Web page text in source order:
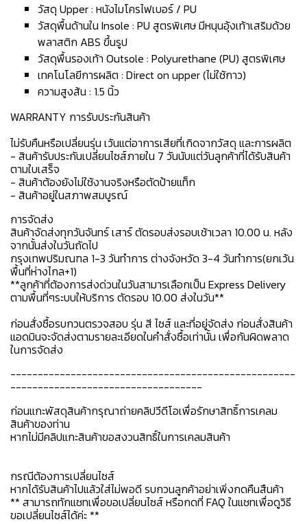
วัสดุ Upper : หนังไมโครไฟเบอร์ / PU
วัสดุพื้นด้านใน Insole : PU สูตรพิเศษ มีหนุนอุ้งเท้าเสริมด้วย
พลาสติก ABS ขึ้นรูป
วัสดุพื้นรองเท้า Outsole : Polyurethane (PU) สูตรพิเศษ
เทคโนโลยีการผลิต : Direct on upper (ไม่ใช้กาว)
ความสูงส้น : 1.5 นิ้ว
WARRANTY การรับประกันสินค้า
ไม่รับคืนหรือเปลี่ยนรุ่น เว้นแต่อาการเสียที่เกิดจากวัสดุ และการผลิต
- สินค้ารับประกันเปลี่ยนไซส์ภายใน 7 วันนับแต่วันลูกค้าที่ได้รับสินค้า
ตามใบเสร็จ
- สินค้าต้องยังไม่ใช้งานจริงหรือตัดป้ายแท็ก
- สินค้าอยู่ในสภาพสมบูรณ์
การจัดส่ง
สินค้าจัดส่งทุกวันจันทร์ เสาร์ ตัดรอบส่งรอบเช้าเวลา 10.00 น. หลัง
จากนั้นส่งในวันถัดไป
กรุงเทพปริมณฑล 1-3 วันทำการ ต่างจังหวัด 3-4 วันทำการ(ยกเว้น
พื้นที่ห่างไกล+1)
**ลูกค้าที่ต้องการส่งด่วนในวันสามารเลือกเป็น Express Delivery
ตามพื้นที่ๆระบบให้บริการ ตัดรอบ 10.00 ส่งในวัน**
ก่อนสั่งซื้อรบกวนตรวจสอบ รุ่น สี ไซส์ และที่อยู่จัดส่ง ก่อนสั่งสินค้า
แอดมินจะจัดส่งตามรายละเอียดในคำสั่งซื้อเท่านั้น เพื่อกันผิดพลาด
ในการจัดส่ง
----------------------------------------------------
-----------------------------------
ก่อนแกะพัสดุสินค้ากรุณาถ่ายคลิปวีดีโอเพื่อรักษาสิทธิ์การเคลม
สินค้าของท่าน
หากไม่มีคลิปแกะสินค้าขอสงวนสิทธิ์ในการเคลมสินค้า
กรณีต้องการเปลี่ยนไซส์
หากได้รับสินค้าไปแล้วใส่ไม่พอดี รบกวนลูกค้าอย่าเพิ่งกดคืนสืนค้า
** สามารถทักแชทเพื่อขอเปลี่ยนไซส์ หรือกดที่ FAQ ในแชทเพื่อดูวิธี
ขอเปลี่ยนไซส์ได้ค่ะ **